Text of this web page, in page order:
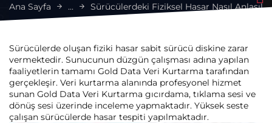
Ana Sayfa ... Sürücülerdeki Fiziksel Hasar Nasıl
Sürücülerde oluşan fiziki hasar sabit sürücü diskine zarar
vermektedir. Sunucunun düzgün çalışması adına yapılan
faaliyetlerin tamamı Gold Data Veri Kurtarma tarafından
gerçekleşir. Veri kurtarma alanında profesyonel hizmet
sunan Gold Data Veri Kurtarma gıcırdama, tıklama sesi ve
dönüş sesi üzerinde inceleme yapmaktadır. Yüksek seste
çalışan sürücülerde hasar tespiti yapılmaktadır.